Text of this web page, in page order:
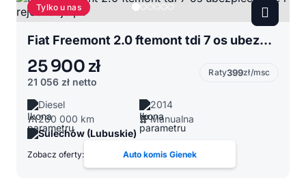
Tylko u nas
Fiat Freemont 2.0 ftemont tdi 7 os ubezpieczenie i rejestracje pl.
25 900 zł
21 056 zł netto
Raty399zł/msc
Diesel
2014
260 000 km
Manualna
Sulechów (Lubuskie)
Zobacz oferty: Auto komis Gienek